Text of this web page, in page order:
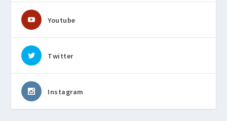
Youtube
Twitter
Instagram